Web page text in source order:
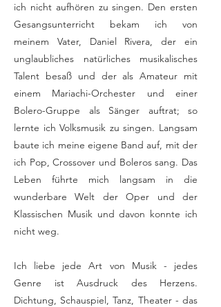
ich nicht aufhören zu singen. Den ersten
Gesangsunterricht bekam ich von
meinem Vater, Daniel Rivera, der ein
unglaubliches natürliches musikalisches
Talent besaß und der als Amateur mit
einem Mariachi-Orchester und einer
Bolero-Gruppe als Sänger auftrat; so
lernte ich Volksmusik zu singen. Langsam
baute ich meine eigene Band auf, mit der
ich Pop, Crossover und Boleros sang. Das
Leben führte mich langsam in die
wunderbare Welt der Oper und der
Klassischen Musik und davon konnte ich
nicht weg.
Ich liebe jede Art von Musik - jedes
Genre ist Ausdruck des Herzens.
Dichtung, Schauspiel, Tanz, Theater - das